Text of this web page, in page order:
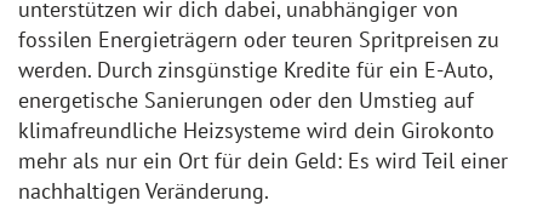
unterstützen wir dich dabei, unabhängiger von
fossilen Energieträgern oder teuren Spritpreisen zu
werden. Durch zinsgünstige Kredite für ein E-Auto,
energetische Sanierungen oder den Umstieg auf
klimafreundliche Heizsysteme wird dein Girokonto
mehr als nur ein Ort für dein Geld: Es wird Teil einer
nachhaltigen Veränderung.